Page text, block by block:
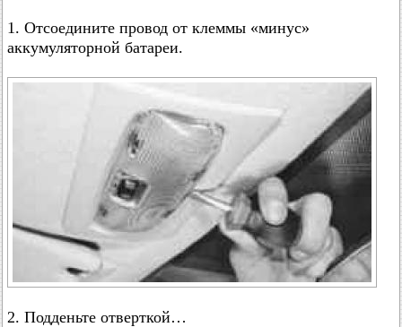
1. Отсоедините провод от клеммы «минус»
аккумуляторной батареи.
2. Подденьте отверткой…